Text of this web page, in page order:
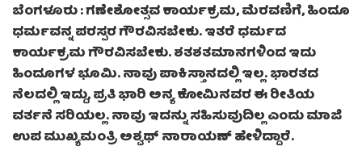
ಬೆಂಗಳೂರು : ಗಣೇಶೋತ್ಸವ ಕಾರ್ಯಕ್ರಮ, ಮೆರವಣಿಗೆ, ಹಿಂದೂ
ಧರ್ಮವನ್ನ ಪರಸ್ಪರ ಗೌರವಿಸಬೇಕು. ಇತರೆ ಧರ್ಮದ
ಕಾರ್ಯಕ್ರಮ ಗೌರವಿಸಬೇಕು. ಶತಶತಮಾನಗಳಿಂದ ಇದು
ಹಿಂದೂಗಳ ಭೂಮಿ. ನಾವು ಪಾಕಿಸ್ತಾನದಲ್ಲಿ ಇಲ್ಲ. ಭಾರತದ
ನೆಲದಲ್ಲಿ ಇದ್ದು, ಪ್ರತಿ ಭಾರಿ ಅನ್ಯ ಕೋಮಿನವರ ಈ ರೀತಿಯ
ವರ್ತನೆ ಸರಿಯಲ್ಲ. ನಾವು ಇದನ್ನು ಸಹಿಸುವುದಿಲ್ಲ ಎಂದು ಮಾಜಿ
ಉಪ ಮುಖ್ಯಮಂತ್ರಿ ಅಶ್ವಥ್‌ ನಾರಾಯಣ್‌ ಹೇಳಿದ್ದಾರೆ.